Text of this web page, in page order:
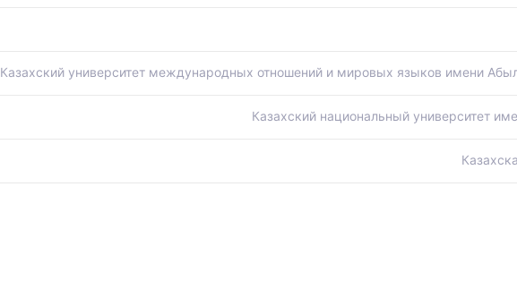
Казахский университет международных отношений и мировых языков имени
Казахский национальный университет